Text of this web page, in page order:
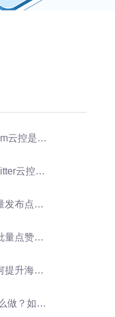
什么的？
什么的？
完整指南
提升曝光
运营效率？
特转化率？